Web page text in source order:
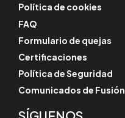
Política de cookies
FAQ
Formulario de quejas
Certificaciones
Política de Seguridad
Comunicados de Fusión